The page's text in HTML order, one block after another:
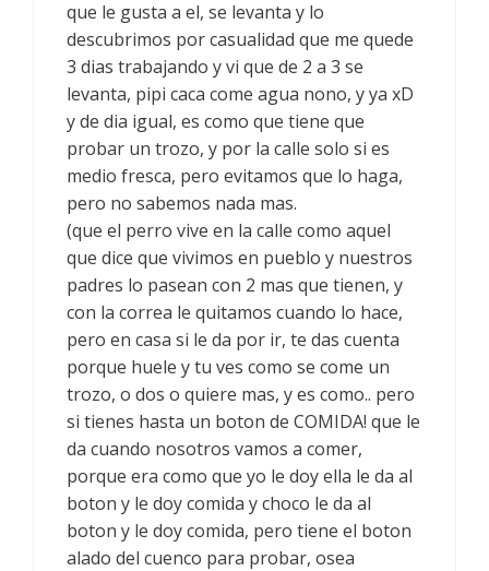
que le gusta a el, se levanta y lo
descubrimos por casualidad que me quede
3 dias trabajando y vi que de 2 a 3 se
levanta, pipi caca come agua nono, y ya xD
y de dia igual, es como que tiene que
probar un trozo, y por la calle solo si es
medio fresca, pero evitamos que lo haga,
pero no sabemos nada mas.
(que el perro vive en la calle como aquel
que dice que vivimos en pueblo y nuestros
padres lo pasean con 2 mas que tienen, y
con la correa le quitamos cuando lo hace,
pero en casa si le da por ir, te das cuenta
porque huele y tu ves como se come un
trozo, o dos o quiere mas, y es como.. pero
si tienes hasta un boton de COMIDA! que le
da cuando nosotros vamos a comer,
porque era como que yo le doy ella le da al
boton y le doy comida y choco le da al
boton y le doy comida, pero tiene el boton
alado del cuenco para probar, osea